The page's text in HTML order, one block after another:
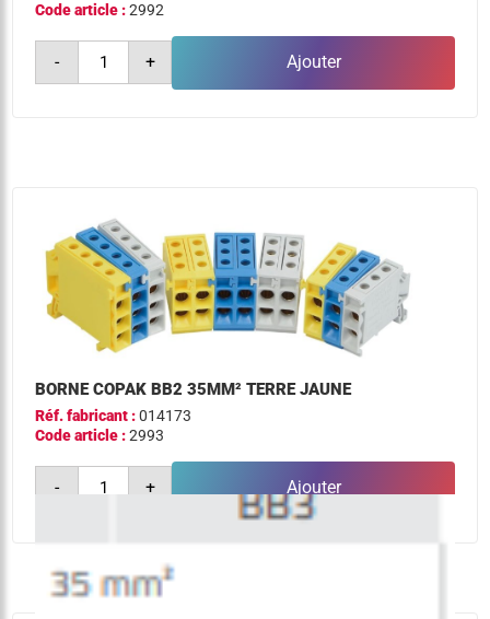
Code article :2992
-
quantité
borne
+ Ajouter
BORNE COPAK BB2 35MM² TERRE JAUNE
Réf. fabricant :014173
Code article :2993
-
quantité
de
bb2
terre
jaune
+ Ajouter